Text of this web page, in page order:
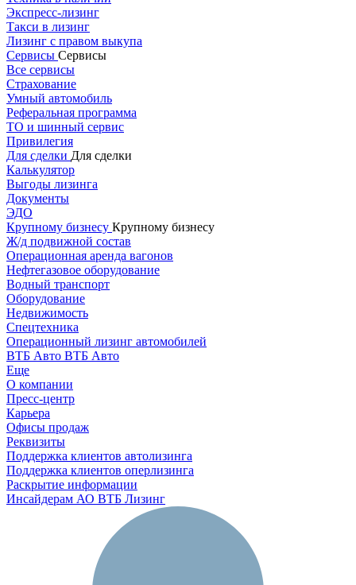
Экспресс-лизинг
Такси в лизинг
Лизинг с правом выкупа
Сервисы Сервисы
Все сервисы
Страхование
Умный автомобиль
Реферальная программа
ТО и шинный сервис
Привилегия
Для сделки Для сделки
Калькулятор
Выгоды лизинга
Документы
ЭДО
Крупному бизнесу Крупному бизнесу
Ж/д подвижной состав
Операционная аренда вагонов
Нефтегазовое оборудование
Водный транспорт
Оборудование
Недвижимость
Спецтехника
Операционный лизинг автомобилей
ВТБ Авто ВТБ Авто
Еще
О компании
Пресс-центр
Карьера
Офисы продаж
Реквизиты
Поддержка клиентов автолизинга
Поддержка клиентов оперлизинга
Раскрытие информации
Инсайдерам АО ВТБ Лизинг